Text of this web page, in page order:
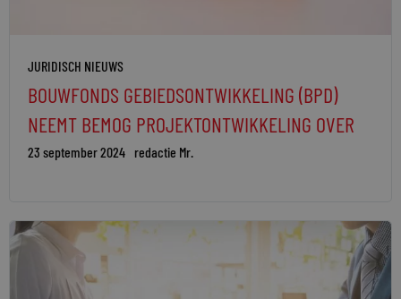
JURIDISCH NIEUWS
BOUWFONDS GEBIEDSONTWIKKELING (BPD)
NEEMT BEMOG PROJEKTONTWIKKELING OVER
23 september 2024 redactie Mr.